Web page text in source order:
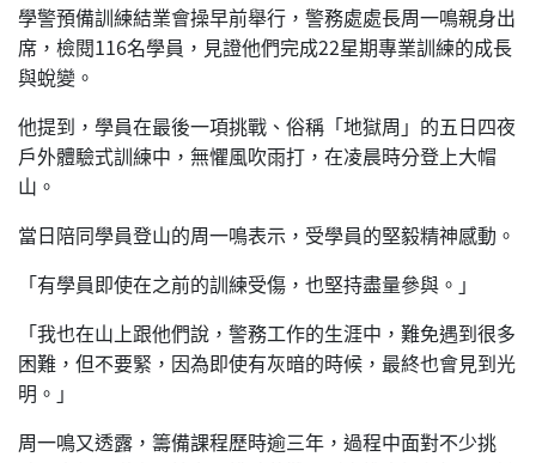
學警預備訓練結業會操早前舉行，警務處處長周一鳴親身出
席，檢閱116名學員，見證他們完成22星期專業訓練的成長
與蛻變。
他提到，學員在最後一項挑戰、俗稱「地獄周」的五日四夜
戶外體驗式訓練中，無懼風吹雨打，在凌晨時分登上大帽
山。
當日陪同學員登山的周一鳴表示，受學員的堅毅精神感動。
「有學員即使在之前的訓練受傷，也堅持盡量參與。」
「我也在山上跟他們說，警務工作的生涯中，難免遇到很多
困難，但不要緊，因為即使有灰暗的時候，最終也會見到光
明。」
周一鳴又透露，籌備課程歷時逾三年，過程中面對不少挑